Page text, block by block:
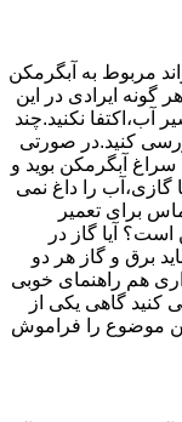
مربوط به آبگرمکن
گونه ایرادی در این
آب،اکتفا نکنید.چند
کنید.در صورتی
آبگرمکن بوید و
گازی،آب را داغ نمی
برای تعمیر
آیا گاز در
برق و گاز هر دو
هم راهنمای خوبی
گاهی یکی از
این موضوع را فراموش